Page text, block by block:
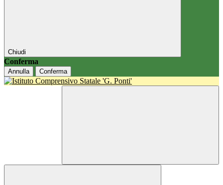
Chiudi
Conferma
Annulla Conferma